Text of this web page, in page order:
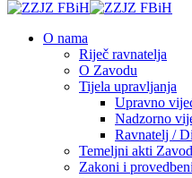
O nama
Riječ ravnatelja
O Zavodu
Tijela upravljanja
Upravno
Nadzorno
Ravnatelj /
Temeljni akti
Zakoni i